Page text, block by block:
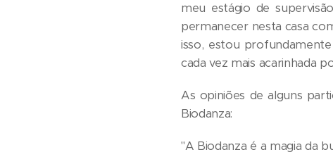
meu estágio de
permanecer nesta casa
isso, estou
cada vez mais acarinhada
As opiniões de alguns
Biodanza:
"A Biodanza é a magia da